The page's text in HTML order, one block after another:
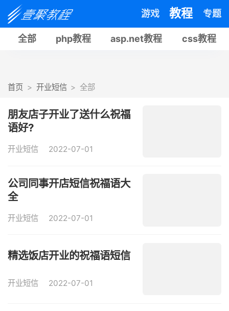
游戏 教程 专题
全部 php教程 asp.net教程 css教程
首页 开业短信 全部
朋友店子开业了送什么祝福
语好?
开业短信 2022-07-01
公司同事开店短信祝福语大
全
开业短信 2022-07-01
精选饭店开业的祝福语短信
开业短信 2022-07-01